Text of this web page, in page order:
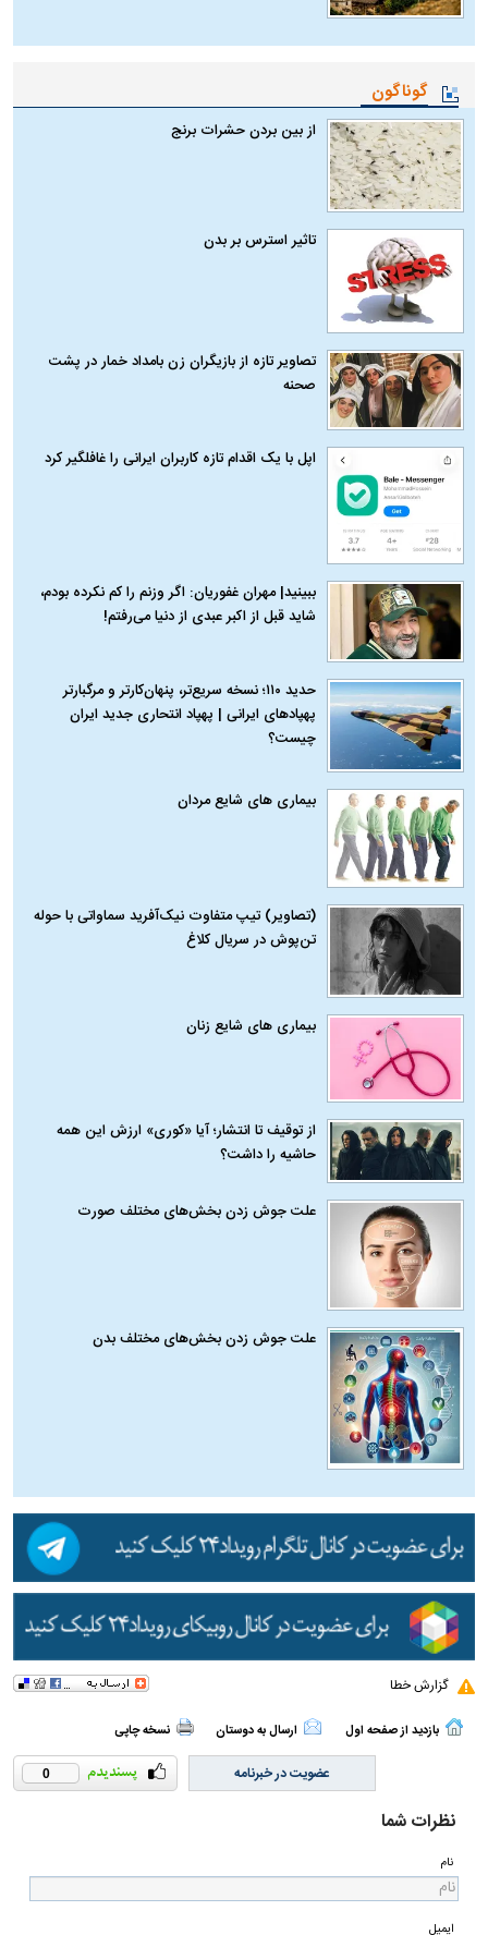
گوناگون
از بین بردن حشرات برنج
تاثیر استرس بر بدن
تصاویر تازه از بازیگران زن بامداد خمار در پشت
صحنه
اپل با یک اقدام تازه کاربران ایرانی را غافلگیر کرد
ببینید| مهران غفوریان: اگر وزنم را کم نکرده بودم،
شاید قبل از اکبر عبدی از دنیا می‌رفتم!
حدید ۱۱۰؛ نسخه سریع‌تر، پنهان‌کارتر و مرگبارتر
پهپادهای ایرانی | پهپاد انتحاری جدید ایران
چیست؟
بیماری‌ های شایع مردان
(تصاویر) تیپ متفاوت نیک‌آفرید سماواتی با حوله
تن‌پوش در سریال کلاغ
بیماری‌ های شایع زنان
از توقیف تا انتشار؛ آیا «کوری» ارزش این همه
حاشیه را داشت؟
علت جوش زدن بخش‌های مختلف صورت
علت جوش زدن بخش‌های مختلف بدن
گزارش خطا
بازدید از صفحه اول ارسال به دوستان نسخه چاپی
0 عضویت در خبرنامه
نظرات شما
نام
ایمیل